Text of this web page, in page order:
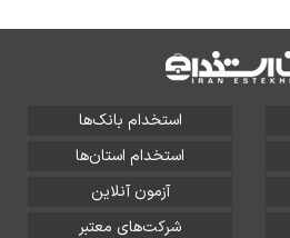
استخدام بانک‌ها
استخدام استان‌ها
آزمون آنلاین
شرکت‌های معتبر